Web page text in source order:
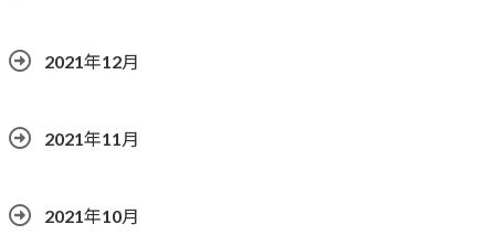
2021年12月
2021年11月
2021年10月